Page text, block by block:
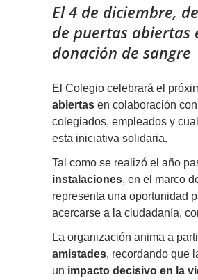
El4 de diciembre,
de puertas abiertas
donación de sangre
El Colegio celebrará el
abiertasen colaboración con
colegiados, empleados y
esta iniciativa solidaria.
Tal como se realizó el año
instalaciones, en el marco
representa una oportunidad
acercarse a la ciudadanía,
La organización anima a
amistades, recordando que
un impacto decisivo en la